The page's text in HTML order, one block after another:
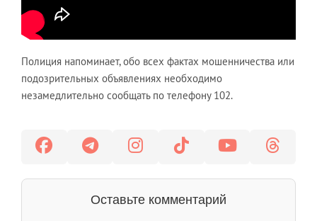
Полиция напоминает, обо всех фактах мошенничества или
подозрительных объявлениях необходимо
незамедлительно сообщать по телефону 102.
Оставьте комментарий